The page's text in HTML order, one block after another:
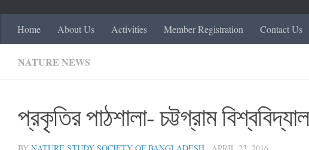
Home About Us Activities Member Registration Contact Us
NATURE NEWS
প্রকৃতির পাঠশালা- চট্টগ্রাম